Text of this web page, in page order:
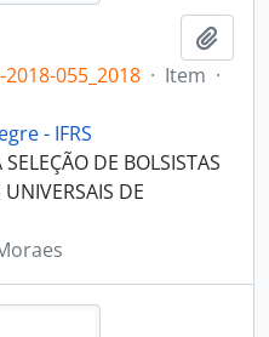
2018-055_2018 · Item ·
- IFRS
DE BOLSISTAS
DE